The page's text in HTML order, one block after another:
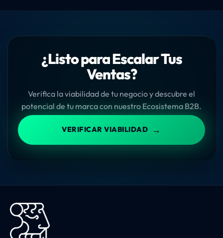
¿Listo para Escalar Tus
Ventas?
Verifica la viabilidad de tu negocio y descubre el
potencial de tu marca con nuestro Ecosistema B2B.
VERIFICAR VIABILIDAD →